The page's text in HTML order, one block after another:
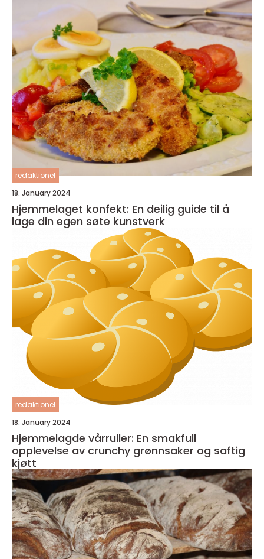
redaktionel
18. January 2024
Hjemmelaget konfekt: En deilig guide til å
lage din egen søte kunstverk
redaktionel
18. January 2024
Hjemmelagde vårruller: En smakfull
opplevelse av crunchy grønnsaker og saftig
kjøtt